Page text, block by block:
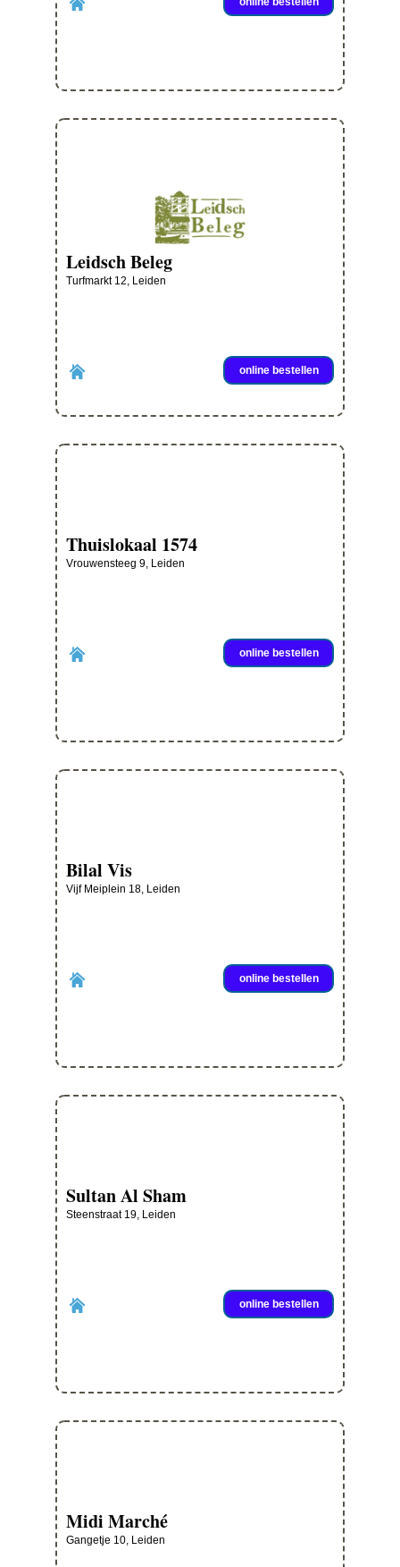
Leidsch Beleg
Turfmarkt 12, Leiden
online bestellen
Thuislokaal 1574
Vrouwensteeg 9, Leiden
online bestellen
Bilal Vis
Vijf Meiplein 18, Leiden
online bestellen
Sultan Al Sham
Steenstraat 19, Leiden
online bestellen
Midi Marché
Gangetje 10, Leiden